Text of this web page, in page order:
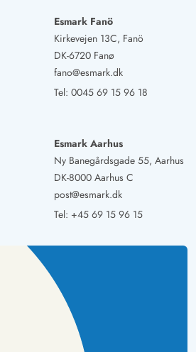
Esmark Fanö
Kirkevejen 13C, Fanö
DK-6720 Fanø
fano@esmark.dk
Tel: 0045 69 15 96 18
Esmark Aarhus
Ny Banegårdsgade 55, Aarhus
DK-8000 Aarhus C
post@esmark.dk
Tel: +45 69 15 96 15